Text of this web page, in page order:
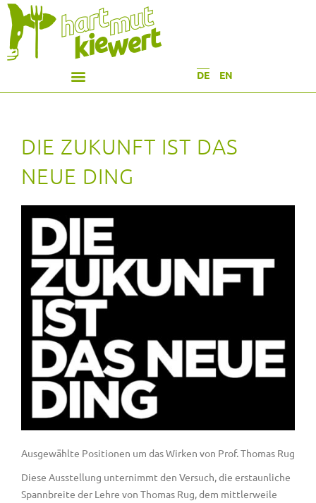
DE EN
DIE ZUKUNFT IST DAS
NEUE DING
Ausgewählte Positionen um das Wirken von Prof. Thomas Rug
Diese Ausstellung unternimmt den Versuch, die erstaunliche
Spannbreite der Lehre von Thomas Rug, dem mittlerweile